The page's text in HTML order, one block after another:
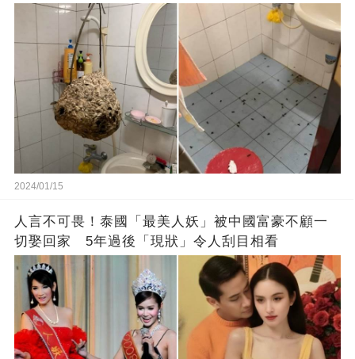
生的嗎？
2024/01/15
人言不可畏！泰國「最美人妖」被中國富豪不顧一
切娶回家 5年過後「現狀」令人刮目相看